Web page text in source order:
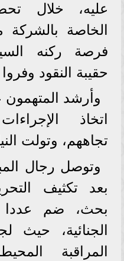
عليه، خلال
الخاصة بالشركة
فرصة ركنه
حقيبة النقود
وأرشد المتهمون
اتخاذ
تجاههم، وتولت
وتوصل رجال
بعد تكثيف
بحث، ضم عددا
الجنائية، حيث
المراقبة